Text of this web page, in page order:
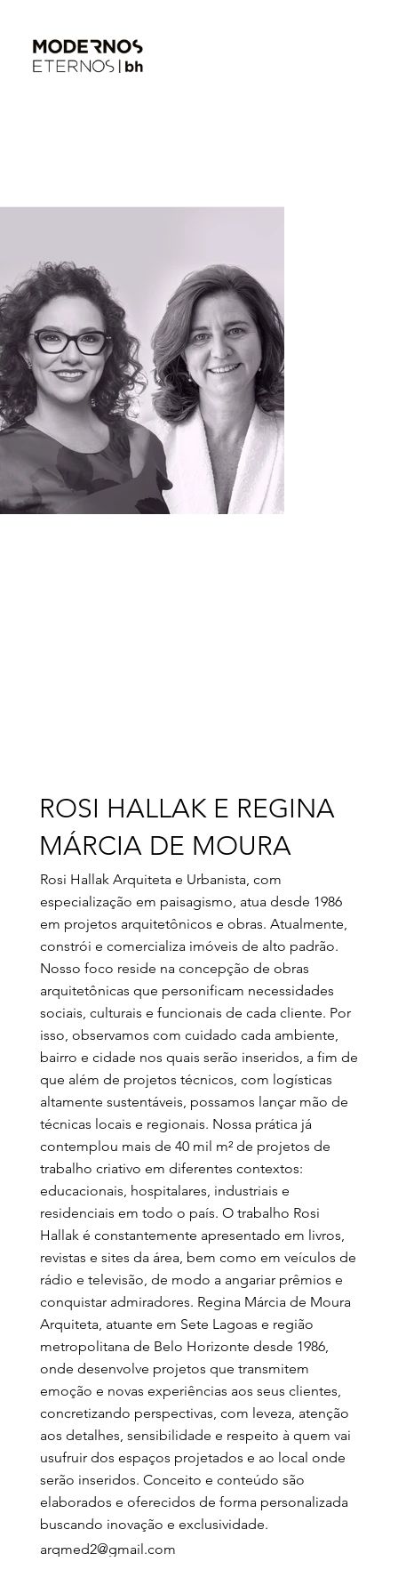
ROSI HALLAK E REGINA
MÁRCIA DE MOURA
Rosi Hallak Arquiteta e Urbanista, com
especialização em paisagismo, atua desde 1986
em projetos arquitetônicos e obras. Atualmente,
constrói e comercializa imóveis de alto padrão.
Nosso foco reside na concepção de obras
arquitetônicas que personificam necessidades
sociais, culturais e funcionais de cada cliente. Por
isso, observamos com cuidado cada ambiente,
bairro e cidade nos quais serão inseridos, a fim de
que além de projetos técnicos, com logísticas
altamente sustentáveis, possamos lançar mão de
técnicas locais e regionais. Nossa prática já
contemplou mais de 40 mil m² de projetos de
trabalho criativo em diferentes contextos:
educacionais, hospitalares, industriais e
residenciais em todo o país. O trabalho Rosi
Hallak é constantemente apresentado em livros,
revistas e sites da área, bem como em veículos de
rádio e televisão, de modo a angariar prêmios e
conquistar admiradores. Regina Márcia de Moura
Arquiteta, atuante em Sete Lagoas e região
metropolitana de Belo Horizonte desde 1986,
onde desenvolve projetos que transmitem
emoção e novas experiências aos seus clientes,
concretizando perspectivas, com leveza, atenção
aos detalhes, sensibilidade e respeito à quem vai
usufruir dos espaços projetados e ao local onde
serão inseridos. Conceito e conteúdo são
elaborados e oferecidos de forma personalizada
buscando inovação e exclusividade.
arqmed2@gmail.com